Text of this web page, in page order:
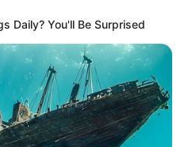
Daily? You'll Be Surprised